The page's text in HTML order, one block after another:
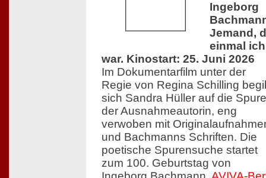
Ingeborg
Jemand,
einmal ich
war. Kinostart: 25. Juni 2026
Im Dokumentarfilm unter der
Regie von Regina Schilling
sich Sandra Hüller auf die
der Ausnahmeautorin, eng
verwoben mit
und Bachmanns Schriften. Die
poetische Spurensuche startet
zum 100. Geburtstag von